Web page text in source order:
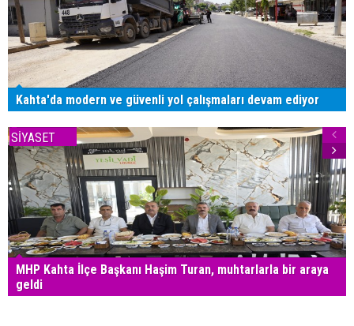
Kahta'da modern ve güvenli yol çalışmaları devam ediyor
SİYASET
MHP Kahta İlçe Başkanı Haşim Turan, muhtarlarla bir araya
geldi